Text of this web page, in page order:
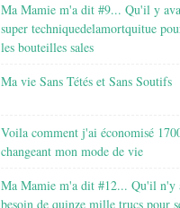
Ma Mamie m'a dit #9... Qu'il y
super techniquedelamortquitue
les bouteilles sales
Ma vie Sans Tétés et Sans Soutifs
Voila comment j'ai économisé
changeant mon mode de vie
Ma Mamie m'a dit #12... Qu'il n'y
besoin de quinze mille trucs pour